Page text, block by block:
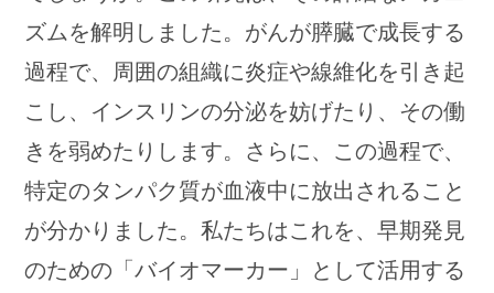
ズムを解明しました。がんが膵臓で成長する
過程で、周囲の組織に炎症や線維化を引き起
こし、インスリンの分泌を妨げたり、その働
きを弱めたりします。さらに、この過程で、
特定のタンパク質が血液中に放出されること
が分かりました。私たちはこれを、早期発見
のための「バイオマーカー」として活用する